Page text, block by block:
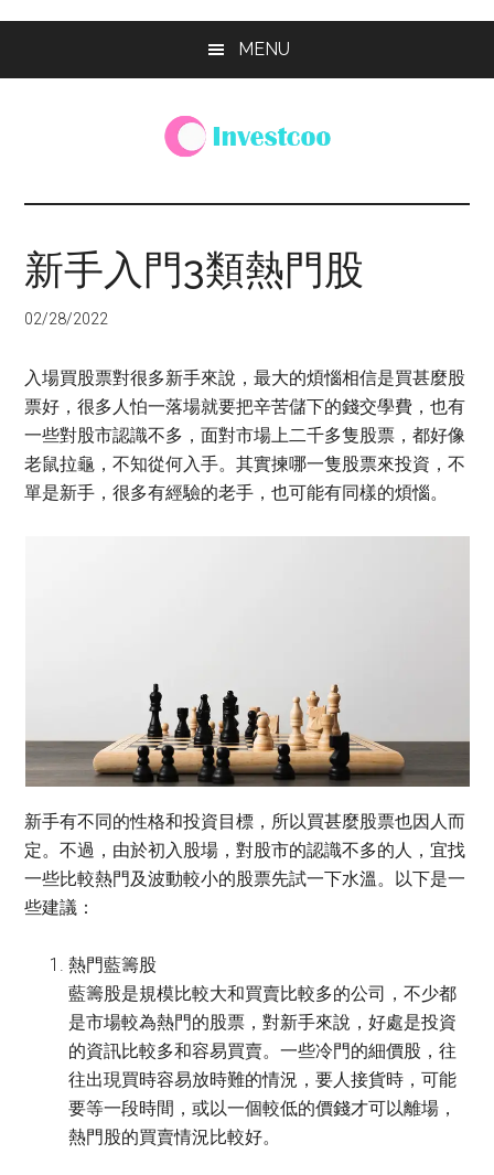
MENU
Investcoo
個
活
的
資
網
站
新手入門3類熱門股
02/28/2022
入場買股票對很多新手來說，最大的煩惱相信是買甚麼股
票好，很多人怕一落場就要把辛苦儲下的錢交學費，也有
一些對股市認識不多，面對市場上二千多隻股票，都好像
老鼠拉龜，不知從何入手。其實揀哪一隻股票來投資，不
單是新手，很多有經驗的老手，也可能有同樣的煩惱。
新手有不同的性格和投資目標，所以買甚麼股票也因人而
定。不過，由於初入股場，對股市的認識不多的人，宜找
一些比較熱門及波動較小的股票先試一下水溫。以下是一
些建議：
熱門藍籌股
藍籌股是規模比較大和買賣比較多的公司，不少都
是市場較為熱門的股票，對新手來說，好處是投資
的資訊比較多和容易買賣。一些冷門的細價股，往
往出現買時容易放時難的情況，要人接貨時，可能
要等一段時間，或以一個較低的價錢才可以離場，
熱門股的買賣情況比較好。